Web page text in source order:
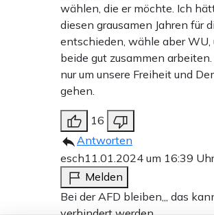
wählen, die er möchte. Ich
diesen grausamen Jahren für
entschieden, wähle aber WU,
beide gut zusammen arbeiten.
nur um unsere Freiheit und
gehen.
16
Antworten
esch11.01.2024 um 16:39
Melden
Bei der AFD bleiben,,, das